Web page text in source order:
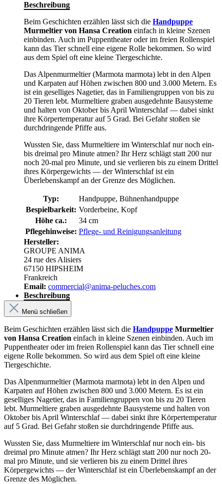
Beschreibung
Beim Geschichten erzählen lässt sich die Handpuppe
Murmeltier von Hansa Creation einfach in kleine Szenen
einbinden. Auch im Puppentheater oder im freien Rollenspiel
kann das Tier schnell eine eigene Rolle bekommen. So wird
aus dem Spiel oft eine kleine Tiergeschichte.
Das Alpenmurmeltier (Marmota marmota) lebt in den Alpen
und Karpaten auf Höhen zwischen 800 und 3.000 Metern. Es
ist ein geselliges Nagetier, das in Familiengruppen von bis zu
20 Tieren lebt. Murmeltiere graben ausgedehnte Bausysteme
und halten von Oktober bis April Winterschlaf — dabei sinkt
ihre Körpertemperatur auf 5 Grad. Bei Gefahr stoßen sie
durchdringende Pfiffe aus.
Wussten Sie, dass Murmeltiere im Winterschlaf nur noch ein-
bis dreimal pro Minute atmen? Ihr Herz schlägt statt 200 nur
noch 20-mal pro Minute, und sie verlieren bis zu einem Drittel
ihres Körpergewichts — der Winterschlaf ist ein
Überlebenskampf an der Grenze des Möglichen.
Typ:
Handpuppe, Bühnenhandpuppe
Bespielbarkeit: Vorderbeine, Kopf
Höhe ca.:
34 cm
Pflegehinweise: Pflege- und Reinigungsanleitung
Hersteller:
GROUPE ANIMA
24 rue des Alisiers
67150 HIPSHEIM
Frankreich
Email: commercial@anima-peluches.com
Beschreibung
Menü schließen
Beim Geschichten erzählen lässt sich die Handpuppe Murmeltier
von Hansa Creation einfach in kleine Szenen einbinden. Auch im
Puppentheater oder im freien Rollenspiel kann das Tier schnell eine
eigene Rolle bekommen. So wird aus dem Spiel oft eine kleine
Tiergeschichte.
Das Alpenmurmeltier (Marmota marmota) lebt in den Alpen und
Karpaten auf Höhen zwischen 800 und 3.000 Metern. Es ist ein
geselliges Nagetier, das in Familiengruppen von bis zu 20 Tieren
lebt. Murmeltiere graben ausgedehnte Bausysteme und halten von
Oktober bis April Winterschlaf — dabei sinkt ihre Körpertemperatur
auf 5 Grad. Bei Gefahr stoßen sie durchdringende Pfiffe aus.
Wussten Sie, dass Murmeltiere im Winterschlaf nur noch ein- bis
dreimal pro Minute atmen? Ihr Herz schlägt statt 200 nur noch 20-
mal pro Minute, und sie verlieren bis zu einem Drittel ihres
Körpergewichts — der Winterschlaf ist ein Überlebenskampf an der
Grenze des Möglichen.